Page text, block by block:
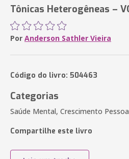
Tônicas Heterogêneas –
Por Anderson Sathler Vieira
Código do livro: 504463
Categorias
Saúde Mental, Crescimento
Compartilhe este livro